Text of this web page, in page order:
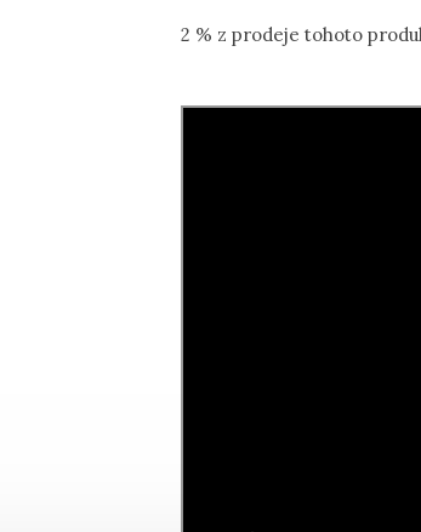
2 % z prodeje tohoto